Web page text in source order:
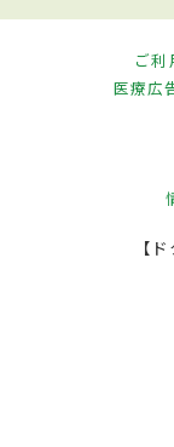
ご利
医療広
【